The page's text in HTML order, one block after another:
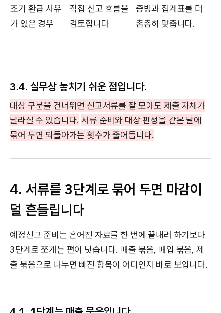
조기 환급 사유
가 있은 경우
직접 신고 흐름을
검토합니다.
증빙과 집계표를 더
촘촘히 맞춥니다.
3.4. 실무상 놓치기 쉬운 점입니다.
대상 구분을 건너뛰면 신고서류를 잘 모아도 제출 자체가
달라질 수 있습니다. 서류 준비와 대상 판정을 같은 날에
묶어 두면 되돌아가는 횟수가 줄어듭니다.
4. 서류를 3단계로 묶어 두면 마감이
덜 흔들립니다
예정신고 준비는 흩어진 자료를 한 번에 끝내려 하기보다
3단계로 쪼개는 편이 낫습니다. 매출 묶음, 매입 묶음, 제
출 묶음으로 나누면 빠진 항목이 어디인지 바로 보입니다.